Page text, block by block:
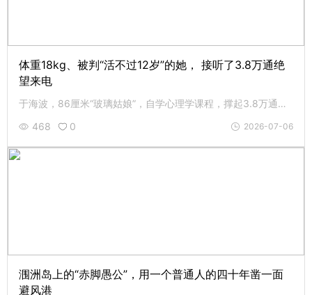
体重18kg、被判“活不过12岁”的她， 接听了3.8万通绝
望来电
于海波，86厘米“玻璃姑娘”，自学心理学课程，撑起3.8万通心语热线，织就 5000学子求学路与 120名残友尊严梦。现身体每况愈下，机构也面临困境。致敬点灯人于海波，愿这盏心灯一直亮下去。
468
0 2026-07-06
涠洲岛上的“赤脚愚公”，用一个普通人的四十年凿一面
避风港